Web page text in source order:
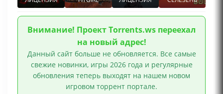
Внимание! Проект Torrents.ws переехал
на новый адрес!
Данный сайт больше не обновляется. Все самые
свежие новинки, игры 2026 года и регулярные
обновления теперь выходят на нашем новом
игровом торрент портале.